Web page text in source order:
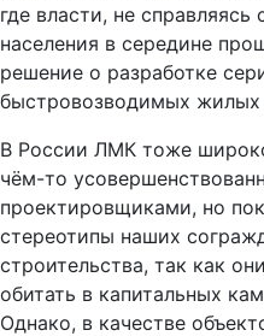
где власти, не
населения в середине
решение о разработке
быстровозводимых
В России ЛМК тоже
чём-то
проектировщиками, но
стереотипы наших
строительства, так как
обитать в капитальных
Однако, в качестве